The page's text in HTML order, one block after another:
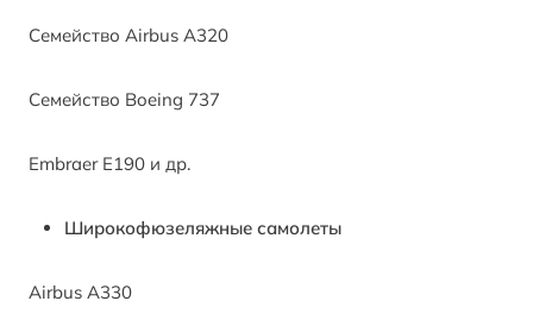
Семейство Airbus A320
Семейство Boeing 737
Embraer E190 и др.
Широкофюзеляжные самолеты
Airbus A330